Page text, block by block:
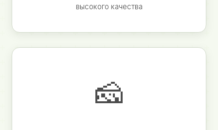
высокого качества
🧀